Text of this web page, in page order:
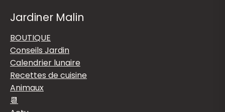
Jardiner Malin
BOUTIQUE
Conseils Jardin
Calendrier lunaire
Recettes de cuisine
Animaux
📆